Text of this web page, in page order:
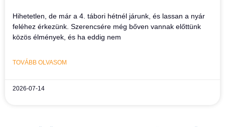
Hihetetlen, de már a 4. tábori hétnél járunk, és lassan a nyár
feléhez érkezünk. Szerencsére még bőven vannak előttünk
közös élmények, és ha eddig nem
TOVÁBB OLVASOM
2026-07-14